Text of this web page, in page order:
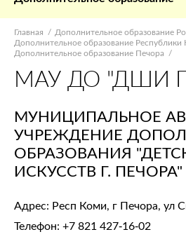
Главная
Дополнительное образование
Дополнительное образование Республики
Дополнительное образование Печора
МАУ ДО "ДШИ
МУНИЦИПАЛЬНОЕ
УЧРЕЖДЕНИЕ
ОБРАЗОВАНИЯ
ИСКУССТВ Г. ПЕЧОРА"
Адрес: Респ Коми, г Печора, ул
Телефон: +7 821 427-16-02